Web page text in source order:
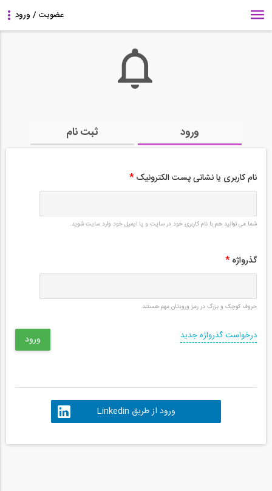
ورود ثبت نام
نام کاربری یا نشانی پست الکترونیک *
شما می توانید هم با نام کاربری خود در سایت و یا ایمیل خود وارد سایت شوید.
گذرواژه *
حروف کوچک و بزرگ در رمز ورودتان مهم هستند.
درخواست گذرواژه جدید
ورود از طریق Linkedin